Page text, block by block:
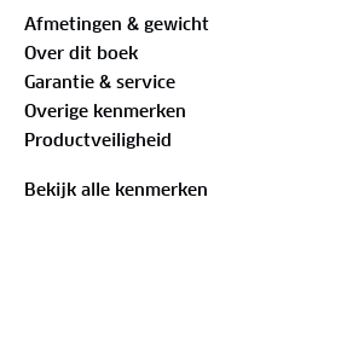
wat je er zelf van maakt! Alle
te downloaden van de Kompass-
Afmetingen & gewicht
Over dit boek
Garantie & service
Overige kenmerken
Productveiligheid
Bekijk alle kenmerken